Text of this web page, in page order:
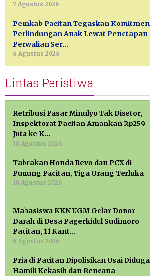
7 Agustus 2026
Pemkab Pacitan Tegaskan Komitmen
Perlindungan Anak Lewat Penetapan
Perwalian Ser…
6 Agustus 2026
Lintas Peristiwa
Retribusi Pasar Minulyo Tak Disetor,
Inspektorat Pacitan Amankan Rp259
Juta ke K…
10 Agustus 2026
Tabrakan Honda Revo dan PCX di
Punung Pacitan, Tiga Orang Terluka
10 Agustus 2026
Mahasiswa KKN UGM Gelar Donor
Darah di Desa Pagerkidul Sudimoro
Pacitan, 11 Kant…
6 Agustus 2026
Pria di Pacitan Dipolisikan Usai Diduga
Hamili Kekasih dan Rencana